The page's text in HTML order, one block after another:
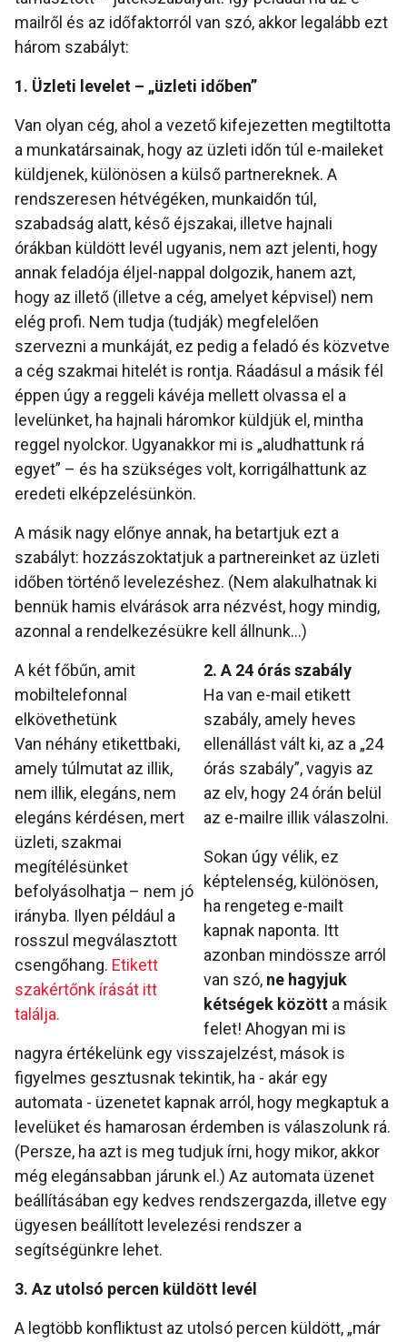
mailről és az időfaktorról van szó, akkor legalább ezt
három szabályt:
1. Üzleti levelet – „üzleti időben”
Van olyan cég, ahol a vezető kifejezetten megtiltotta
a munkatársainak, hogy az üzleti időn túl e-maileket
küldjenek, különösen a külső partnereknek. A
rendszeresen hétvégéken, munkaidőn túl,
szabadság alatt, késő éjszakai, illetve hajnali
órákban küldött levél ugyanis, nem azt jelenti, hogy
annak feladója éljel-nappal dolgozik, hanem azt,
hogy az illető (illetve a cég, amelyet képvisel) nem
elég profi. Nem tudja (tudják) megfelelően
szervezni a munkáját, ez pedig a feladó és közvetve
a cég szakmai hitelét is rontja. Ráadásul a másik fél
éppen úgy a reggeli kávéja mellett olvassa el a
levelünket, ha hajnali háromkor küldjük el, mintha
reggel nyolckor. Ugyanakkor mi is „aludhattunk rá
egyet” – és ha szükséges volt, korrigálhattunk az
eredeti elképzelésünkön.
A másik nagy előnye annak, ha betartjuk ezt a
szabályt: hozzászoktatjuk a partnereinket az üzleti
időben történő levelezéshez. (Nem alakulhatnak ki
bennük hamis elvárások arra nézvést, hogy mindig,
azonnal a rendelkezésükre kell állnunk…)
A két főbűn, amit
mobiltelefonnal
elkövethetünk
Van néhány etikettbaki,
amely túlmutat az illik,
nem illik, elegáns, nem
elegáns kérdésen, mert
üzleti, szakmai
megítélésünket
befolyásolhatja – nem jó
irányba. Ilyen például a
rosszul megválasztott
csengőhang. Etikett
szakértőnk írását itt
találja.
2. A 24 órás szabály
Ha van e-mail etikett
szabály, amely heves
ellenállást vált ki, az a „24
órás szabály”, vagyis az
az elv, hogy 24 órán belül
az e-mailre illik válaszolni.
Sokan úgy vélik, ez
képtelenség, különösen,
ha rengeteg e-mailt
kapnak naponta. Itt
azonban mindössze arról
van szó, ne hagyjuk
kétségek között a másik
felet! Ahogyan mi is
nagyra értékelünk egy visszajelzést, mások is
figyelmes gesztusnak tekintik, ha - akár egy
automata - üzenetet kapnak arról, hogy megkaptuk a
levelüket és hamarosan érdemben is válaszolunk rá.
(Persze, ha azt is meg tudjuk írni, hogy mikor, akkor
még elegánsabban járunk el.) Az automata üzenet
beállításában egy kedves rendszergazda, illetve egy
ügyesen beállított levelezési rendszer a
segítségünkre lehet.
3. Az utolsó percen küldött levél
A legtöbb konfliktust az utolsó percen küldött, „már